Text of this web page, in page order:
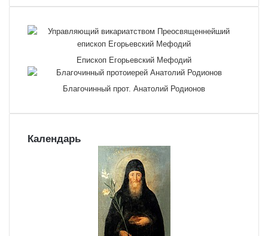
Епископ Егорьевский Мефодий
Благочинный прот. Анатолий Родионов
Календарь